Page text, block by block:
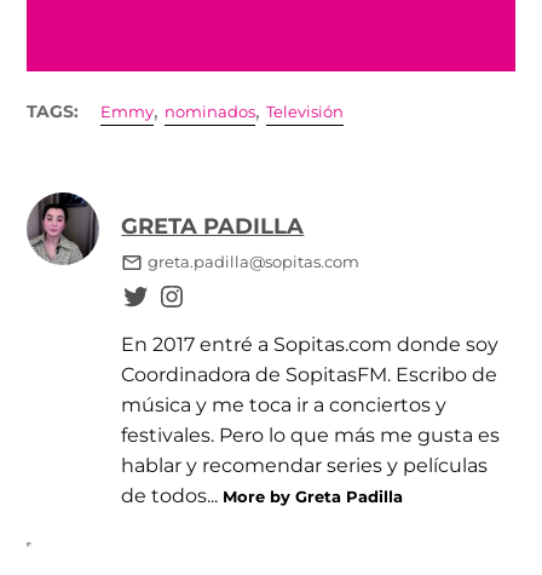
TAGS: Emmy, nominados,Televisión
GRETA PADILLA
greta.padilla@sopitas.com
En 2017 entré a Sopitas.com donde soy
Coordinadora de SopitasFM. Escribo de
música y me toca ir a conciertos y
festivales. Pero lo que más me gusta es
hablar y recomendar series y películas
de todos... More by Greta Padilla